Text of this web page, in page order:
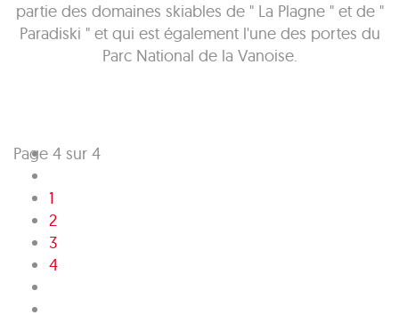
partie des domaines skiables de " La Plagne " et de "
Paradiski " et qui est également l'une des portes du
Parc National de la Vanoise.
Page 4 sur 4
1
2
3
4